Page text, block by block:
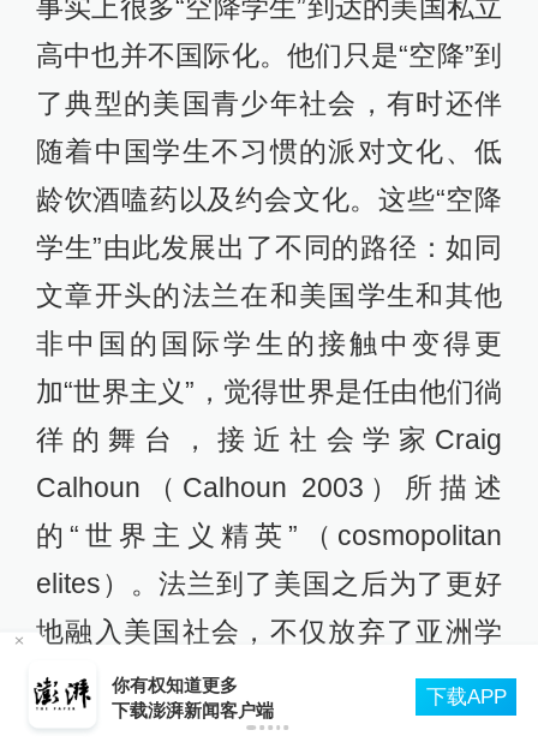
事实上很多“空降学生”到达的美国私立
高中也并不国际化。他们只是“空降”到
了典型的美国青少年社会，有时还伴
随着中国学生不习惯的派对文化、低
龄饮酒嗑药以及约会文化。这些“空降
学生”由此发展出了不同的路径：如同
文章开头的法兰在和美国学生和其他
非中国的国际学生的接触中变得更
加“世界主义”，觉得世界是任由他们徜
徉的舞台，接近社会学家Craig
Calhoun（Calhoun 2003）所描述
的“世界主义精英”（cosmopolitan
elites）。法兰到了美国之后为了更好
地融入美国社会，不仅放弃了亚洲学
生更为喜欢的足球，踢起了美式足
球，还交了不少来自世界各地的朋
你有权知道更多
下载澎湃新闻客户端
下载APP